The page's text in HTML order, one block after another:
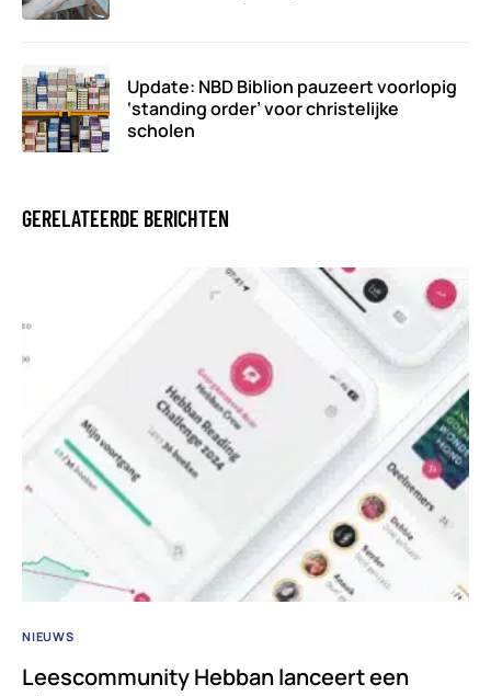
Update: NBD Biblion pauzeert voorlopig
‘standing order’ voor christelijke
scholen
GERELATEERDE BERICHTEN
NIEUWS
Leescommunity Hebban lanceert een